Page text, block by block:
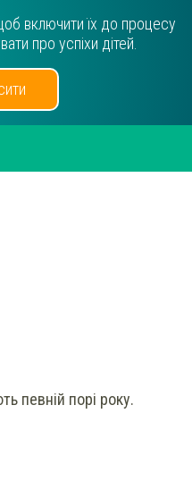
включити їх до процесу
про успіхи дітей.
певній порі року.